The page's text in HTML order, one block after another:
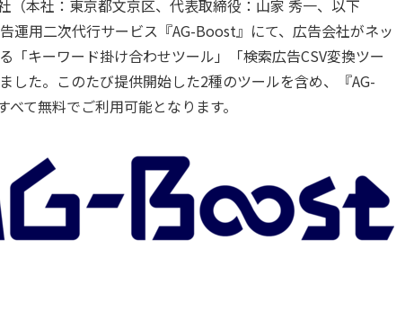
（本社：東京都文京区、代表取締役：山家 秀一、以下
運用二次代行サービス『AG-Boost』にて、広告会社がネッ
「キーワード掛け合わせツール」「検索広告CSV変換ツー
した。このたび提供開始した2種のツールを含め、『AG-
て無料でご利用可能となります。